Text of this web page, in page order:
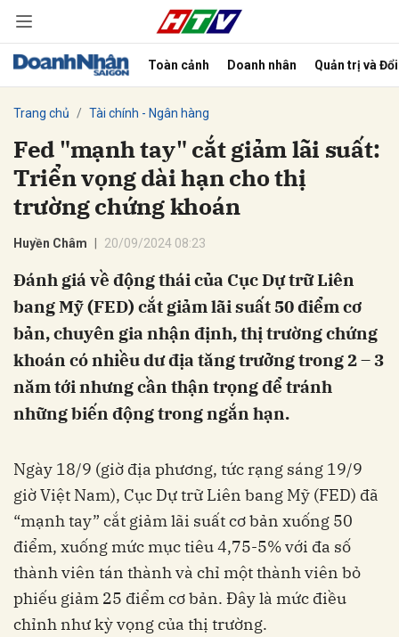
Toàn cảnh Doanh nhân Quản trị và
Trang chủ Tài chính - Ngân hàng
Fed "mạnh tay" cắt giảm lãi suất:
Triển vọng dài hạn cho thị
trường chứng khoán
Huyền Châm 20/09/2024 08:23
Đánh giá về động thái của Cục Dự trữ Liên
bang Mỹ (FED) cắt giảm lãi suất 50 điểm cơ
bản, chuyên gia nhận định, thị trường chứng
khoán có nhiều dư địa tăng trưởng trong 2 – 3
năm tới nhưng cần thận trọng để tránh
những biến động trong ngắn hạn.
Ngày 18/9 (giờ địa phương, tức rạng sáng 19/9
giờ Việt Nam), Cục Dự trữ Liên bang Mỹ (FED) đã
“mạnh tay” cắt giảm lãi suất cơ bản xuống 50
điểm, xuống mức mục tiêu 4,75-5% với đa số
thành viên tán thành và chỉ một thành viên bỏ
phiếu giảm 25 điểm cơ bản. Đây là mức điều
chỉnh như kỳ vọng của thị trường.
Hủy